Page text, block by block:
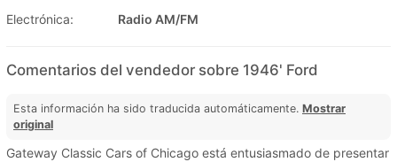
Electrónica:
Radio AM/FM
Comentarios del vendedor sobre 1946' Ford
Esta información ha sido traducida automáticamente. Mostrar
original
Gateway Classic Cars of Chicago está entusiasmado de presentar